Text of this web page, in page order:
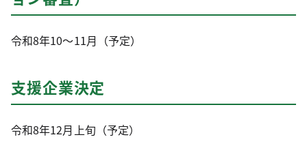
令和8年10～11月（予定）
支援企業決定
令和8年12月上旬（予定）